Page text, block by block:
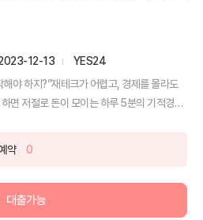
12-13
YES24
해야 하지?”재테크가 어렵고, 경제를 몰라도
면 저절로 돈이 모이는 하루 5분의 기적경제
약 0
대출가능